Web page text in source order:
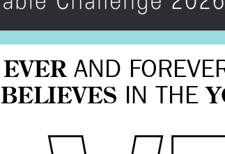
EVERAND
BELIEVES IN THE